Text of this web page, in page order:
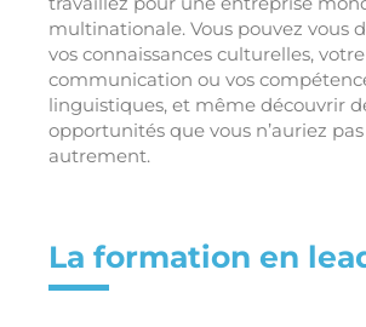
multinationale. Vous pouvez vous
vos connaissances culturelles, votre
communication ou vos
linguistiques, et même découvrir
opportunités que vous n’auriez
autrement.
La formation en